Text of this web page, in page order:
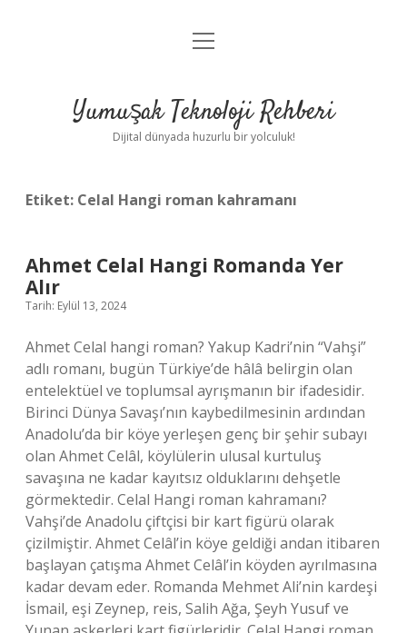
Anasayfa
Yasal Uyarı
menüyü
Yumuşak Teknoloji Rehberi
Dijital dünyada huzurlu bir yolculuk!
Etiket: Celal Hangi roman kahramanı
Ahmet Celal Hangi Romanda Yer
Alır
Tarih: Eylül 13, 2024
Ahmet Celal hangi roman? Yakup Kadri’nin “Vahşi”
adlı romanı, bugün Türkiye’de hâlâ belirgin olan
entelektüel ve toplumsal ayrışmanın bir ifadesidir.
Birinci Dünya Savaşı’nın kaybedilmesinin ardından
Anadolu’da bir köye yerleşen genç bir şehir subayı
olan Ahmet Celâl, köylülerin ulusal kurtuluş
savaşına ne kadar kayıtsız olduklarını dehşetle
görmektedir. Celal Hangi roman kahramanı?
Vahşi’de Anadolu çiftçisi bir kart figürü olarak
çizilmiştir. Ahmet Celâl’in köye geldiği andan itibaren
başlayan çatışma Ahmet Celâl’in köyden ayrılmasına
kadar devam eder. Romanda Mehmet Ali’nin kardeşi
İsmail, eşi Zeynep, reis, Salih Ağa, Şeyh Yusuf ve